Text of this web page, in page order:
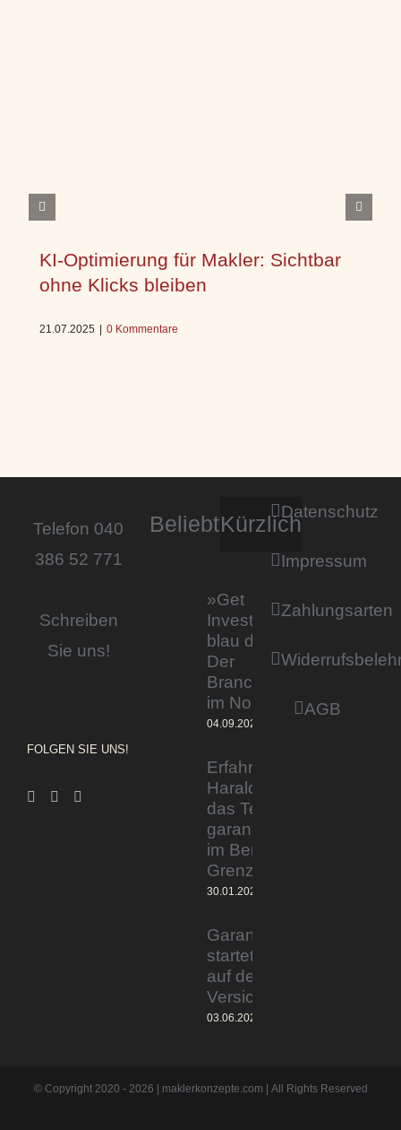
KI-Optimierung für Makler: Sichtbar
ohne Klicks bleiben
21.07.2025 0 Kommentare
Telefon 040
386 52 771
Schreiben
Sie uns!
FOLGEN SIE UNS!
BeliebtKürzlich
»Get
Invested by
blau direkt«:
Der
Branchentag
im Norden
04.09.2023
Erfahrener Experte
Harald Wesely stärkt
das Team von
garantiertmehrnetto.de
im Bereich
Grenzgänger
30.01.2024
Garantiertmehrnetto.de®
startet Vermittlerplattform
auf deutschem
Versicherungsmarkt
03.06.2023
Datenschutz
Impressum
Zahlungsarten
AGB
© Copyright 2020 - 2026 | maklerkonzepte.com | All Rights Reserved